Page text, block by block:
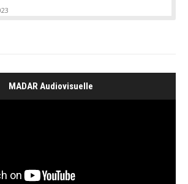
MADAR Audiovisuelle